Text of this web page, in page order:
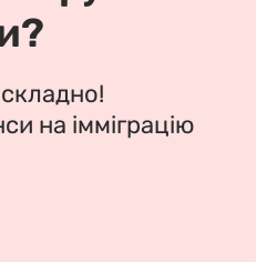
на імміграцію